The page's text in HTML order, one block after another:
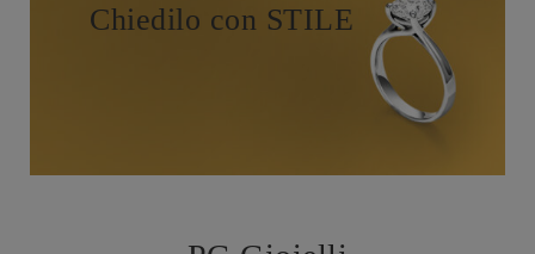
Chiedilo con STILE